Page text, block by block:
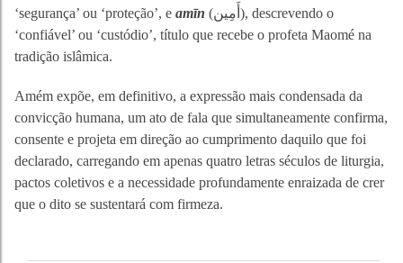
‘segurança’ ou ‘proteção’, e amīn (أَمِين), descrevendo o
‘confiável’ ou ‘custódio’, título que recebe o profeta Maomé na
tradição islâmica.
Amém expõe, em definitivo, a expressão mais condensada da
convicção humana, um ato de fala que simultaneamente confirma,
consente e projeta em direção ao cumprimento daquilo que foi
declarado, carregando em apenas quatro letras séculos de liturgia,
pactos coletivos e a necessidade profundamente enraizada de crer
que o dito se sustentará com firmeza.